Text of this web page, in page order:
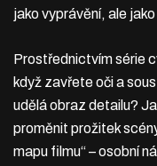
jako vyprávění, ale
Prostřednictvím série
když zavřete oči a
udělá obraz detailu?
proměnit prožitek
mapu filmu“ – osobní